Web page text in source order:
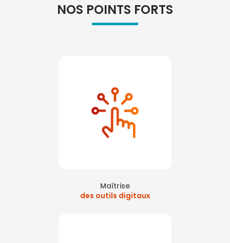
NOS POINTS FORTS
Maîtrise
des outils digitaux